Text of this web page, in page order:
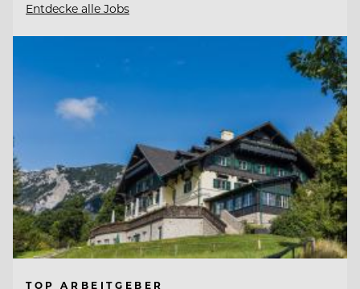
Entdecke alle Jobs
TOP ARBEITGEBER